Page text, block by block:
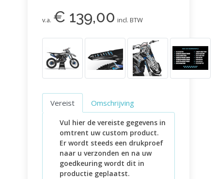
v.a. € 139,00 incl. BTW
Vereist Omschrijving
Vul hier de vereiste gegevens in
omtrent uw custom product.
Er wordt steeds een drukproef
naar u verzonden en na uw
goedkeuring wordt dit in
productie geplaatst.